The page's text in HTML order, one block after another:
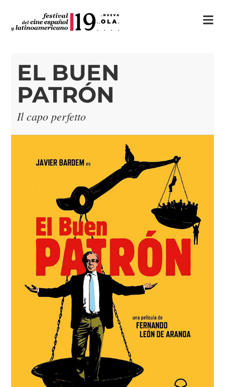
EL BUEN
PATRÓN
Il capo perfetto